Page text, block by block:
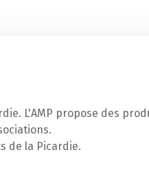
L'AMP propose des
de la Picardie.